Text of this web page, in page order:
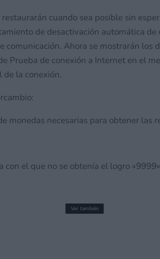
cuando sea posible sin
de desactivación automática
comunicación. Ahora se mostrarán los
Prueba de conexión a Internet en el
de la conexión.
monedas necesarias para obtener las
con el que no se obtenía el logro
Ver también